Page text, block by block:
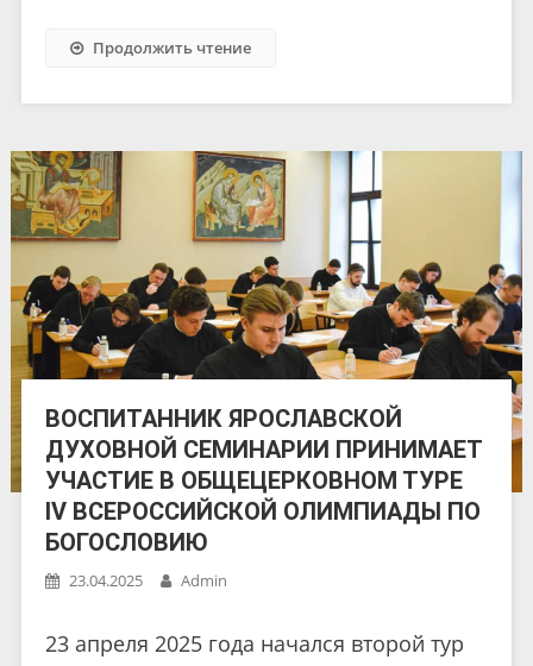
Продолжить чтение
ВОСПИТАННИК ЯРОСЛАВСКОЙ
ДУХОВНОЙ СЕМИНАРИИ ПРИНИМАЕТ
УЧАСТИЕ В ОБЩЕЦЕРКОВНОМ ТУРЕ
IV ВСЕРОССИЙСКОЙ ОЛИМПИАДЫ ПО
БОГОСЛОВИЮ
23.04.2025 Admin
23 апреля 2025 года начался второй тур